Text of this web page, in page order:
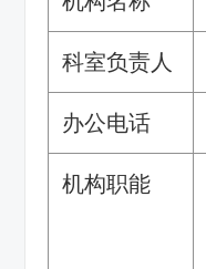
科室负责人
办公电话
机构职能